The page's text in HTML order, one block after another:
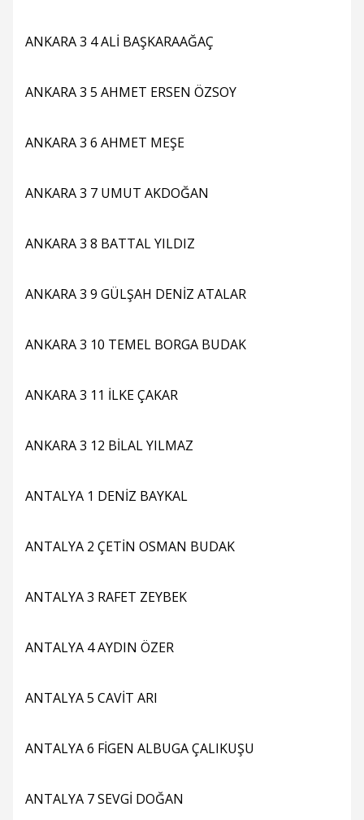
ANKARA 3 4 ALİ BAŞKARAAĞAÇ
ANKARA 3 5 AHMET ERSEN ÖZSOY
ANKARA 3 6 AHMET MEŞE
ANKARA 3 7 UMUT AKDOĞAN
ANKARA 3 8 BATTAL YILDIZ
ANKARA 3 9 GÜLŞAH DENİZ ATALAR
ANKARA 3 10 TEMEL BORGA BUDAK
ANKARA 3 11 İLKE ÇAKAR
ANKARA 3 12 BİLAL YILMAZ
ANTALYA 1 DENİZ BAYKAL
ANTALYA 2 ÇETİN OSMAN BUDAK
ANTALYA 3 RAFET ZEYBEK
ANTALYA 4 AYDIN ÖZER
ANTALYA 5 CAVİT ARI
ANTALYA 6 FİGEN ALBUGA ÇALIKUŞU
ANTALYA 7 SEVGİ DOĞAN